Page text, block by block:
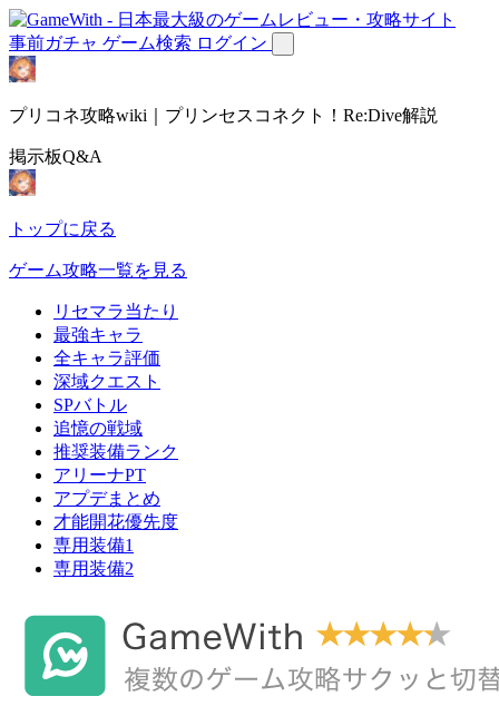
事前ガチャ ゲーム検索 ログイン
プリコネ攻略wiki｜プリンセスコネクト！Re:Dive解説
掲示板Q&A
トップに戻る
ゲーム攻略一覧を見る
リセマラ当たり
最強キャラ
全キャラ評価
深域クエスト
SPバトル
追憶の戦域
推奨装備ランク
アリーナPT
アプデまとめ
才能開花優先度
専用装備1
専用装備2